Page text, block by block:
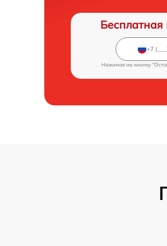
Бесплатная
Нажимая на кнопку